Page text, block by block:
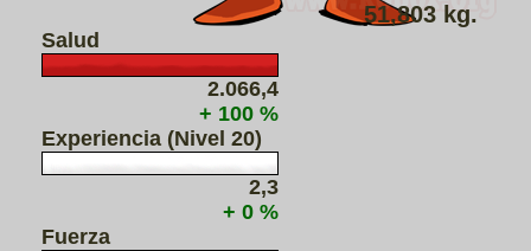
51,803 kg.
Salud
2.066,4
+ 100 %
Experiencia (Nivel 20)
2,3
+ 0 %
Fuerza